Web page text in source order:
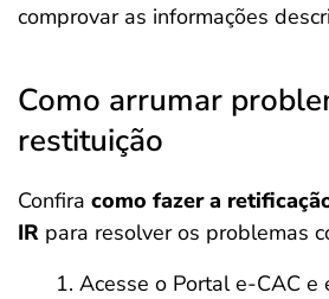
comprovar as informações
Como arrumar
restituição
Confira como fazer a
IR para resolver os problemas
Acesse o Portal e-CAC e